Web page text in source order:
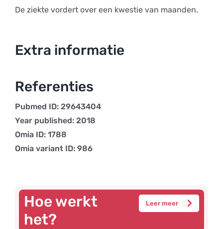
De ziekte vordert over een kwestie van maanden.
Extra informatie
Referenties
Pubmed ID: 29643404
Year published: 2018
Omia ID: 1788
Omia variant ID: 986
Hoe werkt
het?
Leer meer